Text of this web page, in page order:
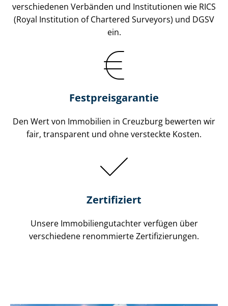
verschiedenen Verbänden und Institutionen wie RICS
(Royal Institution of Chartered Surveyors) und DGSV
ein.
Festpreis​garantie
Den Wert von Immobilien in Creuzburg bewerten wir
fair, transparent und ohne versteckte Kosten.
Zertifiziert
Unsere Immobilien­gutachter verfügen über
verschiedene renommierte Zer­ti­fi­zie­run­gen.